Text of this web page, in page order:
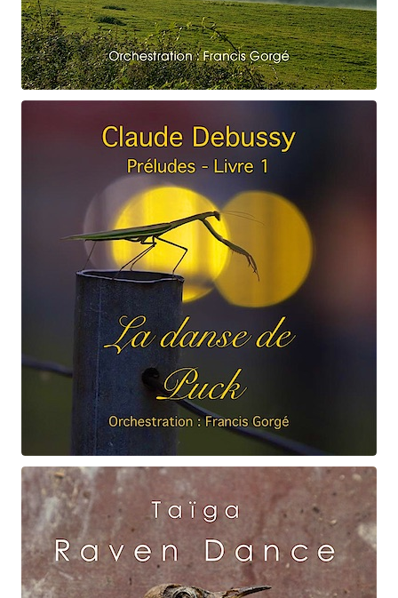
Claude Debussy
Le vent dans la plaine
Claude Debussy
La danse de Puck